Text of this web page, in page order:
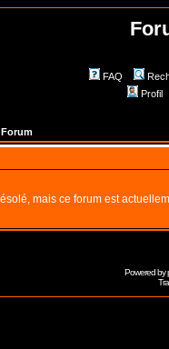
FAQ
Profil
Forum
mais ce forum est
Powered by